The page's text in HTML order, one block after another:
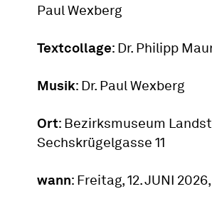
Paul Wexberg
Textcollage: Dr. Philipp
Musik: Dr. Paul Wexberg
Ort: Bezirksmuseum
Sechskrügelgasse 11
wann: Freitag, 12. JUNI